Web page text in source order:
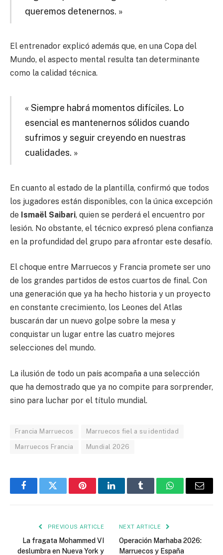
queremos detenernos. »
El entrenador explicó además que, en una Copa del
Mundo, el aspecto mental resulta tan determinante
como la calidad técnica.
« Siempre habrá momentos difíciles. Lo
esencial es mantenernos sólidos cuando
sufrimos y seguir creyendo en nuestras
cualidades. »
En cuanto al estado de la plantilla, confirmó que todos
los jugadores están disponibles, con la única excepción
de Ismaël Saibari, quien se perderá el encuentro por
lesión. No obstante, el técnico expresó plena confianza
en la profundidad del grupo para afrontar este desafío.
El choque entre Marruecos y Francia promete ser uno
de los grandes partidos de estos cuartos de final. Con
una generación que ya ha hecho historia y un proyecto
en constante crecimiento, los Leones del Atlas
buscarán dar un nuevo golpe sobre la mesa y
conquistar un lugar entre las cuatro mejores
selecciones del mundo.
La ilusión de todo un país acompaña a una selección
que ha demostrado que ya no compite para sorprender,
sino para luchar por el título mundial.
Francia Marruecos Marruecos fiel a su identidad
Marruecos Francia Mundial 2026
FacebookTwitter PinterestLinkedInTumblr WhatsAppEmail
PREVIOUS ARTICLE
La fragata Mohammed VI
deslumbra en Nueva York y
NEXT ARTICLE
Operación Marhaba 2026:
Marruecos y España